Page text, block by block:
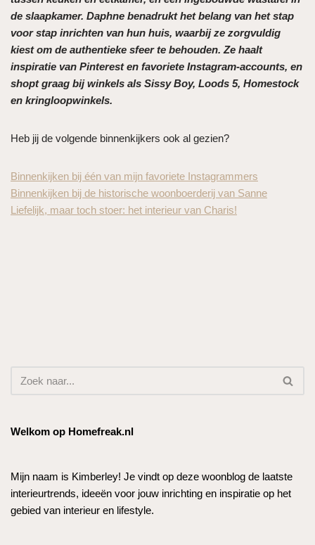
de slaapkamer. Daphne benadrukt het belang van het stap
voor stap inrichten van hun huis, waarbij ze zorgvuldig
kiest om de authentieke sfeer te behouden. Ze haalt
inspiratie van Pinterest en favoriete Instagram-accounts, en
shopt graag bij winkels als Sissy Boy, Loods 5, Homestock
en kringloopwinkels.
Heb jij de volgende binnenkijkers ook al gezien?
Binnenkijken bij één van mijn favoriete Instagrammers
Binnenkijken bij de historische woonboerderij van Sanne
Liefelijk, maar toch stoer: het interieur van Charis!
Welkom op Homefreak.nl
Mijn naam is Kimberley! Je vindt op deze woonblog de laatste
interieurtrends, ideeën voor jouw inrichting en inspiratie op het
gebied van interieur en lifestyle.